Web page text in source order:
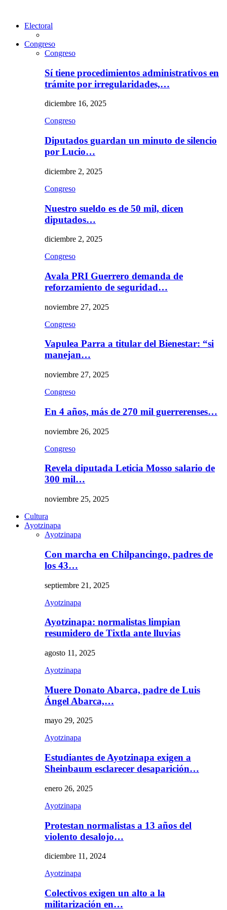
Electoral
Congreso
Congreso
Sí tiene procedimientos administrativos en
trámite por irregularidades,…
diciembre 16, 2025
Congreso
Diputados guardan un minuto de silencio
por Lucio…
diciembre 2, 2025
Congreso
Nuestro sueldo es de 50 mil, dicen
diputados…
diciembre 2, 2025
Congreso
Avala PRI Guerrero demanda de
reforzamiento de seguridad…
noviembre 27, 2025
Congreso
Vapulea Parra a titular del Bienestar: “si
manejan…
noviembre 27, 2025
Congreso
En 4 años, más de 270 mil guerrerenses…
noviembre 26, 2025
Congreso
Revela diputada Leticia Mosso salario de
300 mil…
noviembre 25, 2025
Cultura
Ayotzinapa
Ayotzinapa
Con marcha en Chilpancingo, padres de
los 43…
septiembre 21, 2025
Ayotzinapa
Ayotzinapa: normalistas limpian
resumidero de Tixtla ante lluvias
agosto 11, 2025
Ayotzinapa
Muere Donato Abarca, padre de Luis
Ángel Abarca,…
mayo 29, 2025
Ayotzinapa
Estudiantes de Ayotzinapa exigen a
Sheinbaum esclarecer desaparición…
enero 26, 2025
Ayotzinapa
Protestan normalistas a 13 años del
violento desalojo…
diciembre 11, 2024
Ayotzinapa
Colectivos exigen un alto a la
militarización en…